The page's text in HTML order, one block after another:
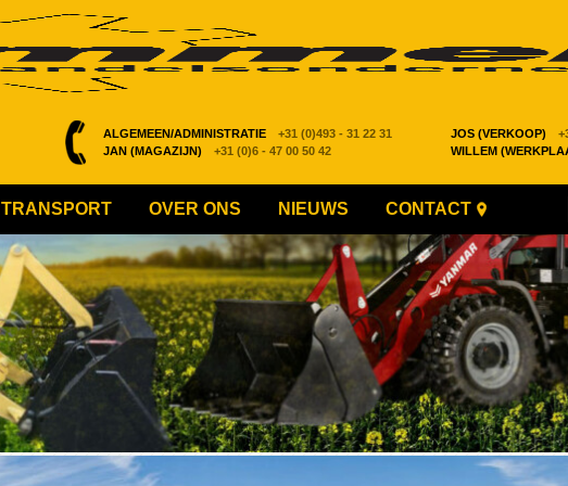
ALGEMEEN/ADMINISTRATIE +31 (0)493 - 31 22 31 JOS (VERKOOP)
JAN (MAGAZIJN)
+31 (0)6 - 47 00 50 42 WILLEM
TRANSPORT OVER ONS NIEUWS CONTACT